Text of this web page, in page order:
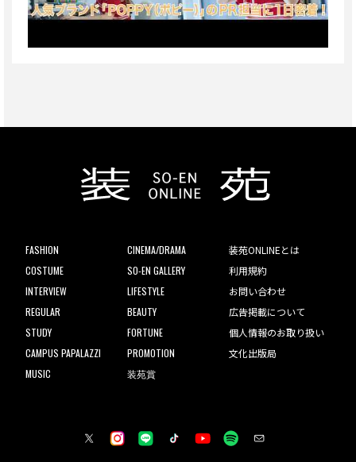
FASHION
COSTUME
INTERVIEW
REGULAR
STUDY
CAMPUS PAPALAZZI
MUSIC
CINEMA/DRAMA
SO-EN GALLERY
LIFESTYLE
BEAUTY
FORTUNE
PROMOTION
装苑賞
装苑ONLINEとは
利用規約
お問い合わせ
広告掲載について
個人情報のお取り扱い
文化出版局